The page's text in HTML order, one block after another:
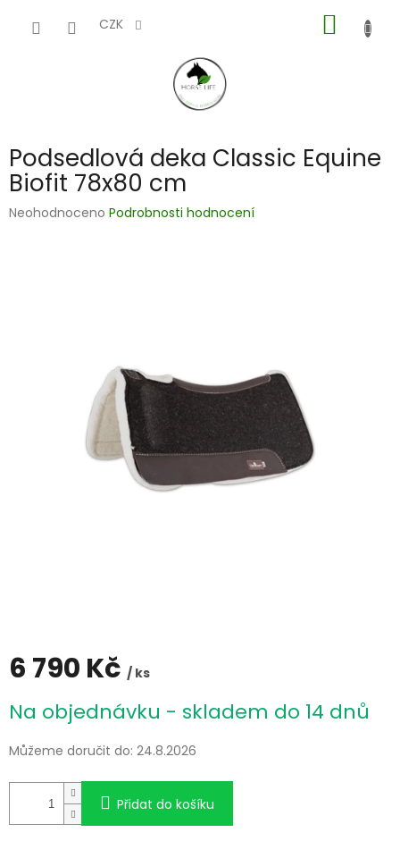
CZK
KOŠÍK
Podsedlová deka Classic Equine
Biofit 78x80 cm
Průměrné
Neohodnoceno Podrobnosti hodnocení
6 790 Kč / ks
cena:
Na objednávku - skladem do 14 dnů
Můžeme doručit do: 24.8.2026
Přidat do košíku